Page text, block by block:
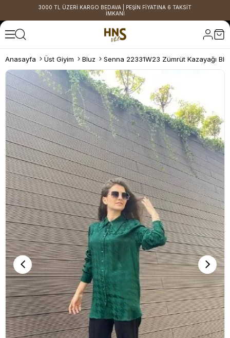
3000 TL ÜZERİ KARGO BEDAVA | PEŞİN FİYATINA 6 TAKSİT
İMKANI
Anasayfa Üst Giyim Bluz Senna 22331W23 Zümrüt Kazayağı